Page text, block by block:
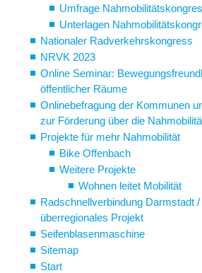
Umfrage
Unterlagen
Nationaler Radverkehrskongress
NRVK 2023
Online Seminar:
öffentlicher Räume
Onlinebefragung der Kommunen
zur Förderung über die
Projekte für mehr Nahmobilität
Bike Offenbach
Weitere Projekte
Wohnen leitet Mobilität
Radschnellverbindung Darmstadt
überregionales Projekt
Seifenblasenmaschine
Sitemap
Start